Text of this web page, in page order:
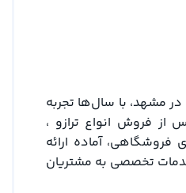
مشهد، با سال‌ها تجربه
فروش انواع ترازو ،
آماده ارائه
تخصصی به مشتریان